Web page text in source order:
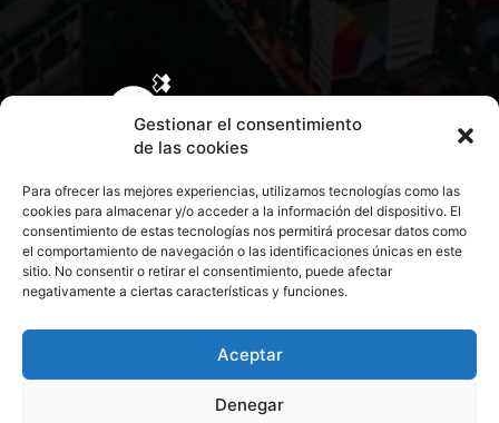
Gestionar el consentimiento
de las cookies
Para ofrecer las mejores experiencias, utilizamos tecnologías como las
cookies para almacenar y/o acceder a la información del dispositivo. El
consentimiento de estas tecnologías nos permitirá procesar datos como
el comportamiento de navegación o las identificaciones únicas en este
sitio. No consentir o retirar el consentimiento, puede afectar
negativamente a ciertas características y funciones.
Aceptar
Denegar
CONTACTA CON NOSOTROS